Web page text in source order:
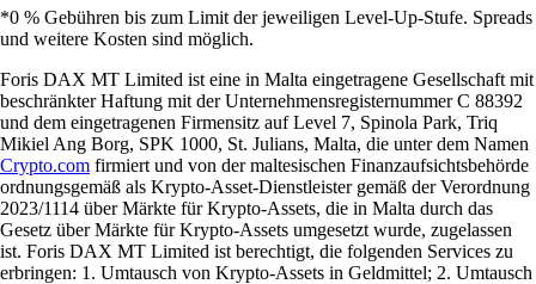
*0 % Gebühren bis zum Limit der jeweiligen Level-Up-Stufe. Spreads
und weitere Kosten sind möglich.
Foris DAX MT Limited ist eine in Malta eingetragene Gesellschaft mit
beschränkter Haftung mit der Unternehmensregisternummer C 88392
und dem eingetragenen Firmensitz auf Level 7, Spinola Park, Triq
Mikiel Ang Borg, SPK 1000, St. Julians, Malta, die unter dem Namen
Crypto.com firmiert und von der maltesischen Finanzaufsichtsbehörde
ordnungsgemäß als Krypto-Asset-Dienstleister gemäß der Verordnung
2023/1114 über Märkte für Krypto-Assets, die in Malta durch das
Gesetz über Märkte für Krypto-Assets umgesetzt wurde, zugelassen
ist. Foris DAX MT Limited ist berechtigt, die folgenden Services zu
erbringen: 1. Umtausch von Krypto-Assets in Geldmittel; 2. Umtausch